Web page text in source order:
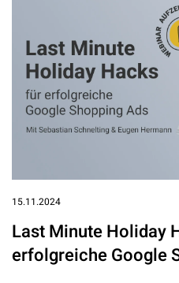
15.11.2024
Last Minute Holiday
erfolgreiche Google